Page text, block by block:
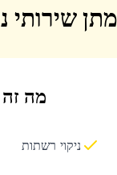
שירותי
מה זה
ניקוי רשתות